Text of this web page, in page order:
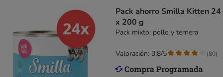
Pack ahorro Smilla Kitten 24
x 200 g
Pack mixto: pollo y ternera
Valoración: 3.8/5 (80)